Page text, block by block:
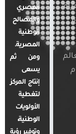
المصري
والمصالح
الوطنية
المصرية.
ومن ثم
يسعى
إنتاج المركز
لتغطية
الأولويات
الوطنية،
وتوفير رؤية